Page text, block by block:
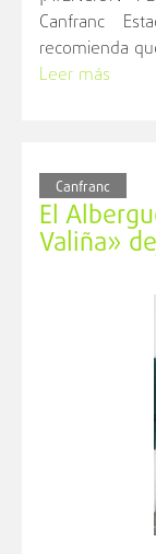
Canfranc
recomienda
Leer más
Canfranc
El
Valiña»